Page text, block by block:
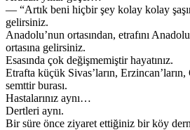
— “Artık beni hiçbir şey kolay kolay
gelirsiniz.
Anadolu’nun ortasından, etrafını
ortasına gelirsiniz.
Esasında çok değişmemiştir hayatınız.
Etrafta küçük Sivas’ların,
semttir burası.
Hastalarınız aynı…
Dertleri aynı.
Bir süre önce ziyaret ettiğiniz bir köy